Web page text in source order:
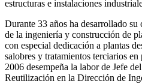
estructuras e instalaciones
Durante 33 años ha desarrollado
de la ingeniería y construcción de
con especial dedicación a plantas
salobres y tratamientos terciarios
2006 desempeña la labor de Jefe
Reutilización en la Dirección de